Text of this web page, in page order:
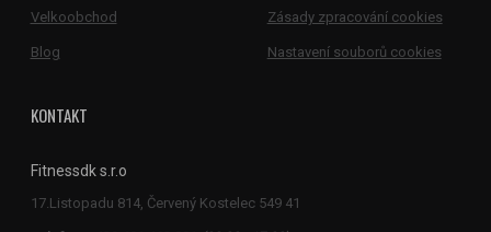
Velkoobchod Zásady zpracování cookies
Blog Nastavení souborů cookies
KONTAKT
Fitnessdk s.r.o